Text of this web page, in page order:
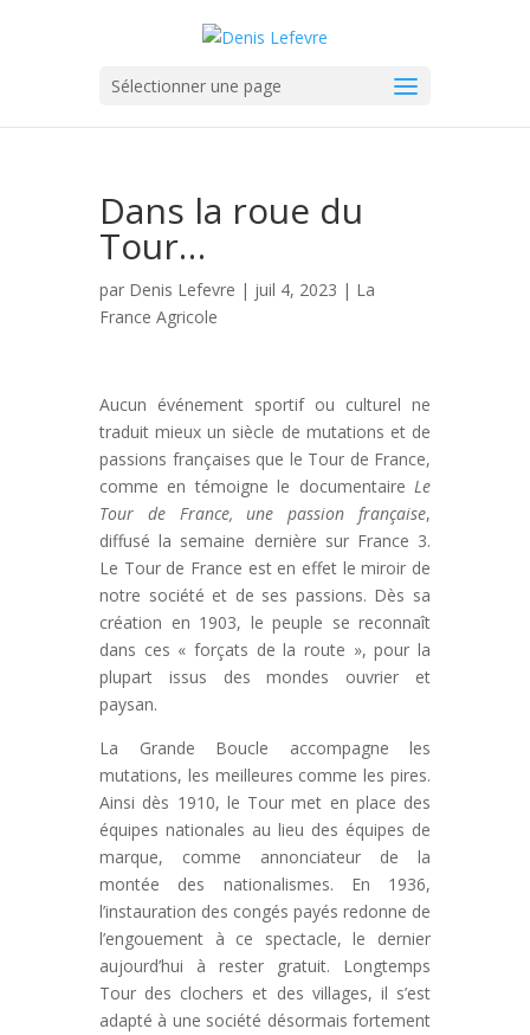
Sélectionner une page
Dans la roue du
Tour…
par Denis Lefevre | juil 4, 2023 | La
France Agricole
Aucun événement sportif ou culturel ne
traduit mieux un siècle de mutations et de
passions françaises que le Tour de France,
comme en témoigne le documentaire Le
Tour de France, une passion française,
diffusé la semaine dernière sur France 3.
Le Tour de France est en effet le miroir de
notre société et de ses passions. Dès sa
création en 1903, le peuple se reconnaît
dans ces « forçats de la route », pour la
plupart issus des mondes ouvrier et
paysan.
La Grande Boucle accompagne les
mutations, les meilleures comme les pires.
Ainsi dès 1910, le Tour met en place des
équipes nationales au lieu des équipes de
marque, comme annonciateur de la
montée des nationalismes. En 1936,
l’instauration des congés payés redonne de
l’engouement à ce spectacle, le dernier
aujourd’hui à rester gratuit. Longtemps
Tour des clochers et des villages, il s’est
adapté à une société désormais fortement